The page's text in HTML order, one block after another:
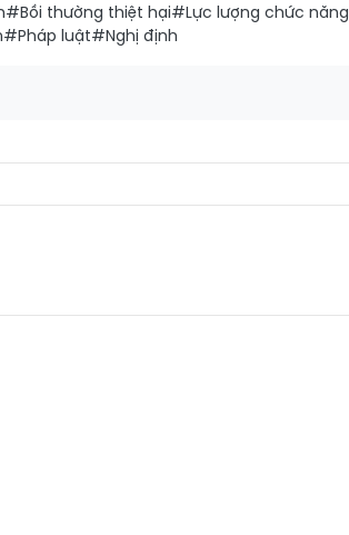
#Bồi thường thiệt hại#Lực lượng chức năng
#Pháp luật#Nghị định